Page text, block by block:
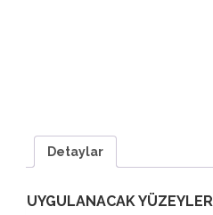
Detaylar
UYGULANACAK YÜZEYLER